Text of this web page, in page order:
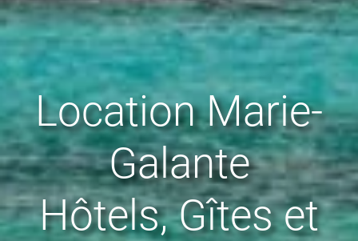
Location Marie-
Galante
Hôtels, Gîtes et